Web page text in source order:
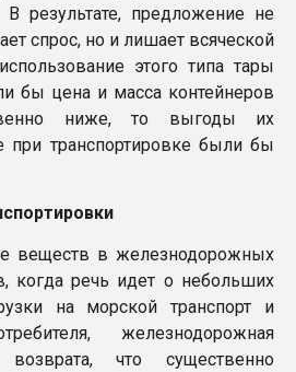
результате, предложение не
спрос, но и лишает всяческой
этого типа тары
бы цена и масса контейнеров
ниже, то выгоды их
при транспортировке были бы
веществ в железнодорожных
когда речь идет о небольших
на морской транспорт и
железнодорожная
возврата, что существенно